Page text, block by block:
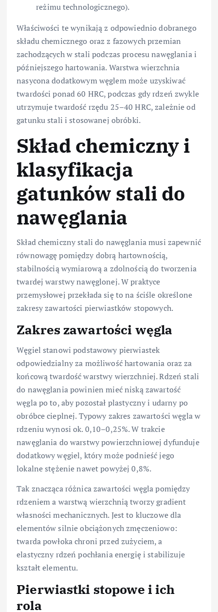
reżimu technologicznego).
Właściwości te wynikają z odpowiednio dobranego
składu chemicznego oraz z fazowych przemian
zachodzących w stali podczas procesu nawęglania i
późniejszego hartowania. Warstwa wierzchnia
nasycona dodatkowym węglem może uzyskiwać
twardości ponad 60 HRC, podczas gdy rdzeń zwykle
utrzymuje twardość rzędu 25–40 HRC, zależnie od
gatunku stali i stosowanej obróbki.
Skład chemiczny i
klasyfikacja
gatunków stali do
nawęglania
Skład chemiczny stali do nawęglania musi zapewnić
równowagę pomiędzy dobrą hartownością,
stabilnością wymiarową a zdolnością do tworzenia
twardej warstwy nawęglonej. W praktyce
przemysłowej przekłada się to na ściśle określone
zakresy zawartości pierwiastków stopowych.
Zakres zawartości węgla
Węgiel stanowi podstawowy pierwiastek
odpowiedzialny za możliwość hartowania oraz za
końcową twardość warstwy wierzchniej. Rdzeń stali
do nawęglania powinien mieć niską zawartość
węgla po to, aby pozostał plastyczny i udarny po
obróbce cieplnej. Typowy zakres zawartości węgla w
rdzeniu wynosi ok. 0,10–0,25%. W trakcie
nawęglania do warstwy powierzchniowej dyfunduje
dodatkowy węgiel, który może podnieść jego
lokalne stężenie nawet powyżej 0,8%.
Tak znacząca różnica zawartości węgla pomiędzy
rdzeniem a warstwą wierzchnią tworzy gradient
własności mechanicznych. Jest to kluczowe dla
elementów silnie obciążonych zmęczeniowo:
twarda powłoka chroni przed zużyciem, a
elastyczny rdzeń pochłania energię i stabilizuje
kształt elementu.
Pierwiastki stopowe i ich
rola